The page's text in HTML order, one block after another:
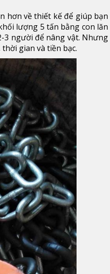
hơn về thiết kế để giúp bạn
lượng 5 tấn bằng con lăn
3 người để nâng vật. Nhưng
gian và tiền bạc.